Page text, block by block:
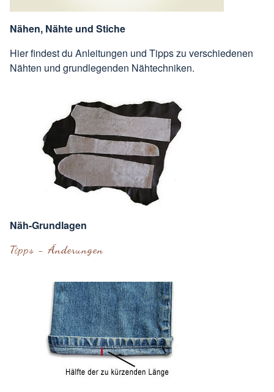
Nähen, Nähte und Stiche
Hier findest du Anleitungen und Tipps zu verschiedenen
Nähten und grundlegenden Nähtechniken.
Näh-Grundlagen
Tipps - Änderungen